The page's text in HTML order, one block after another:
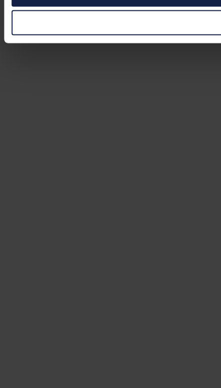
Las cookies de este sitio web se usan para personalizar el
pueden combinarla con otra información que les haya